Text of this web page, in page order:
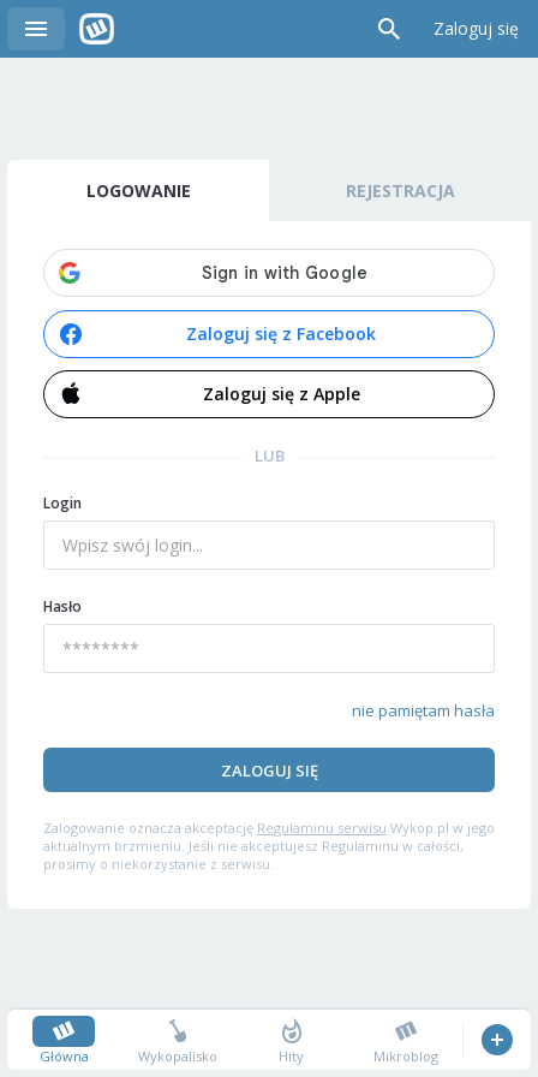
Zaloguj się
LOGOWANIE REJESTRACJA
Zaloguj się z Facebook
Zaloguj się z Apple
LUB
Login
Hasło
nie pamiętam hasła
ZALOGUJ SIĘ
Zalogowanie oznacza akceptację Regulaminu serwisu Wykop.pl w jego
aktualnym brzmieniu. Jeśli nie akceptujesz Regulaminu w całości,
prosimy o niekorzystanie z serwisu.
Główna Wykopalisko Hity Mikroblog